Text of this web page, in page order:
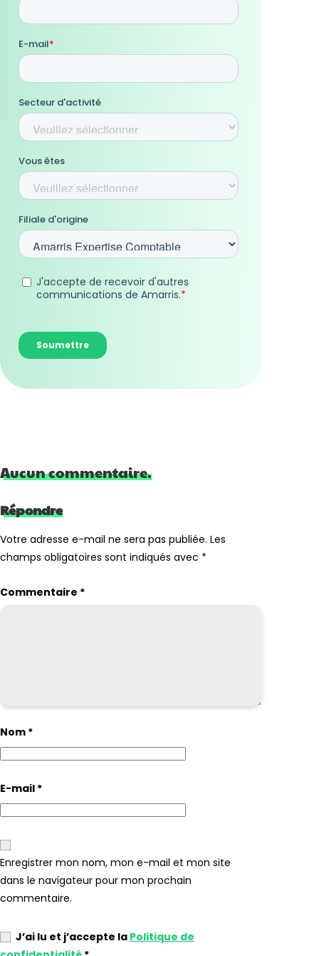
Aucun commentaire.
Répondre
Votre adresse e-mail ne sera pas publiée. Les
champs obligatoires sont indiqués avec *
Commentaire *
Nom *
E-mail *
Enregistrer mon nom, mon e-mail et mon site
dans le navigateur pour mon prochain
commentaire.
J’ai lu et j’accepte la Politique de